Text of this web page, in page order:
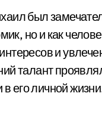
был
но и как
и
талант
в его личной